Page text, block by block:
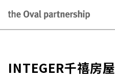
INTEGER千禧房屋